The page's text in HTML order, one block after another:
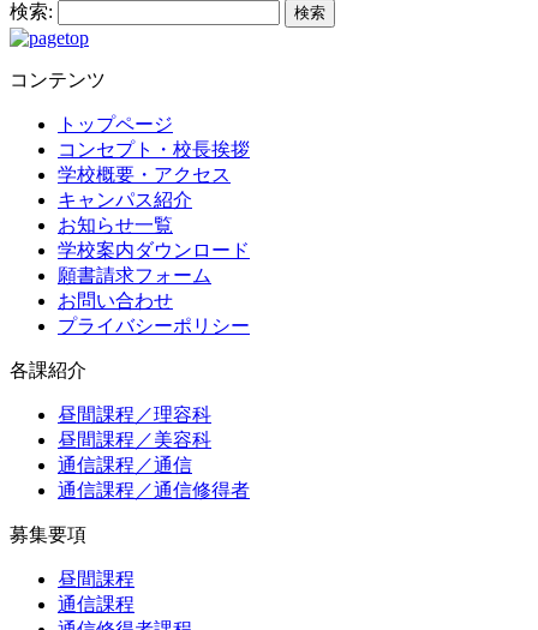
検索:
コンテンツ
トップページ
コンセプト・校長挨拶
学校概要・アクセス
キャンパス紹介
お知らせ一覧
学校案内ダウンロード
願書請求フォーム
お問い合わせ
プライバシーポリシー
各課紹介
昼間課程／理容科
昼間課程／美容科
通信課程／通信
通信課程／通信修得者
募集要項
昼間課程
通信課程